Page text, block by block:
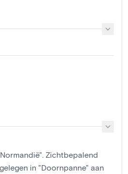
Zichtbepalend
in "Doornpanne" aan